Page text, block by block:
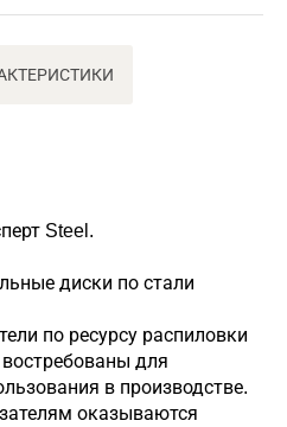
Steel.
диски по стали
по ресурсу распиловки
для
в производстве.
оказываются